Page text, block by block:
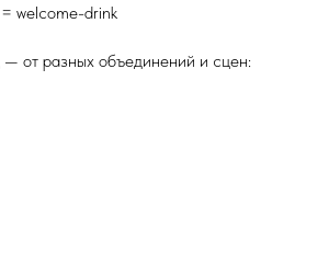
welcome-drink
от разных объединений и сцен: